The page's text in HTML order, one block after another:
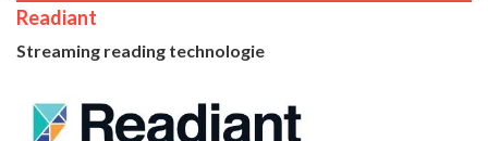
Readiant
Streaming reading technologie